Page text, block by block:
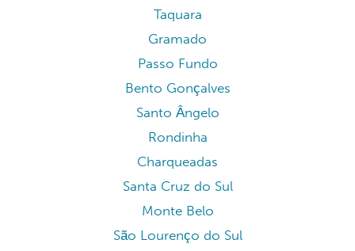
Taquara
Gramado
Passo Fundo
Bento Gonçalves
Santo Ângelo
Rondinha
Charqueadas
Santa Cruz do Sul
Monte Belo
São Lourenço do Sul